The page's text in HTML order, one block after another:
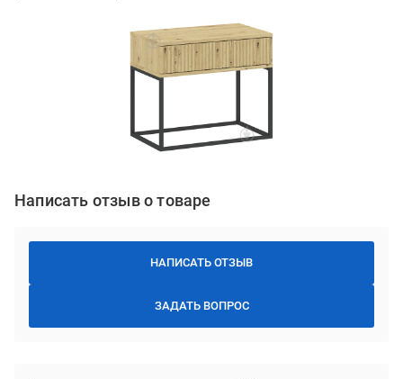
Написать отзыв о товаре
НАПИСАТЬ ОТЗЫВ
ЗАДАТЬ ВОПРОС